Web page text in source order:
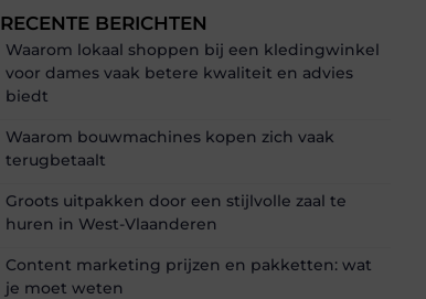
RECENTE BERICHTEN
Waarom lokaal shoppen bij een kledingwinkel
voor dames vaak betere kwaliteit en advies
biedt
Waarom bouwmachines kopen zich vaak
terugbetaalt
Groots uitpakken door een stijlvolle zaal te
huren in West-Vlaanderen
Content marketing prijzen en pakketten: wat
je moet weten